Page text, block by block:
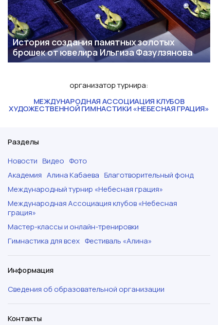
История создания памятных золотых
брошек от ювелира Ильгиза Фазулзянова
организатор турнира:
МЕЖДУНАРОДНАЯ АССОЦИАЦИЯ КЛУБОВ
ХУДОЖЕСТВЕННОЙ ГИМНАСТИКИ «НЕБЕСНАЯ ГРАЦИЯ»
Разделы
Новости Видео Фото
Академия Алина Кабаева Благотворительный фонд
Международный турнир «Небесная грация»
Международная Ассоциация клубов «Небесная
грация»
Мастер-классы и онлайн-тренировки
Гимнастика для всех Фестиваль «Алина»
Информация
Сведения об образовательной организации
Контакты